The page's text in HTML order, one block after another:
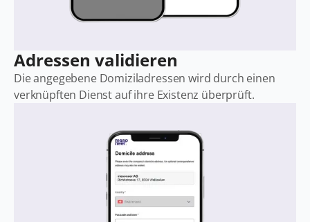
Adressen validieren
Die angegebene Domiziladressen wird durch einen
verknüpften Dienst auf ihre Existenz überprüft.